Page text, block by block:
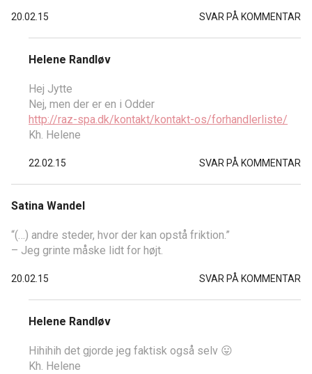
20.02.15 SVAR PÅ KOMMENTAR
Helene Randløv
Hej Jytte
Nej, men der er en i Odder
http://raz-spa.dk/kontakt/kontakt-os/forhandlerliste/
Kh. Helene
22.02.15 SVAR PÅ KOMMENTAR
Satina Wandel
“(…) andre steder, hvor der kan opstå friktion.”
– Jeg grinte måske lidt for højt.
20.02.15 SVAR PÅ KOMMENTAR
Helene Randløv
Hihihih det gjorde jeg faktisk også selv 😛
Kh. Helene